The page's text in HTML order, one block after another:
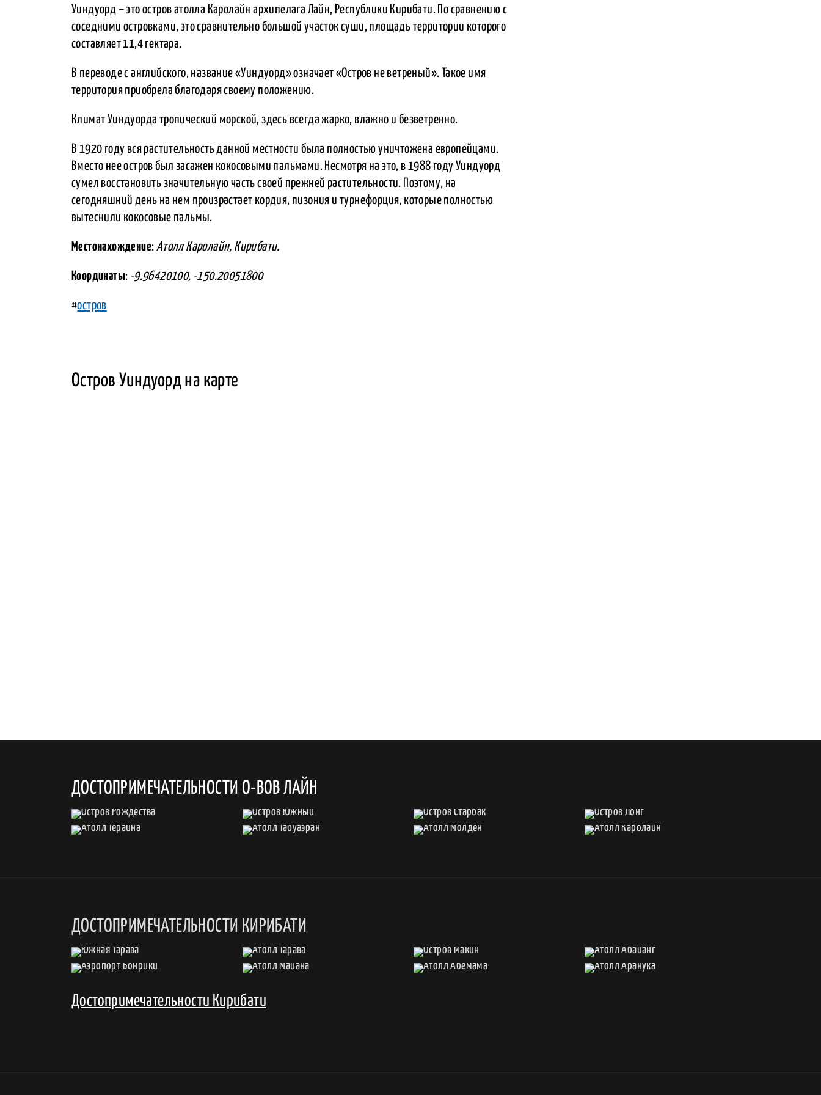
Уиндуорд – это остров атолла Каролайн архипелага Лайн, Республики Кирибати. По сравнению с
соседними островками, это сравнительно большой участок суши, площадь территории которого
составляет 11,4 гектара.
В переводе с английского, название «Уиндуорд» означает «Остров не ветреный». Такое имя
территория приобрела благодаря своему положению.
Климат Уиндуорда тропический морской, здесь всегда жарко, влажно и безветренно.
В 1920 году вся растительность данной местности была полностью уничтожена европейцами.
Вместо нее остров был засажен кокосовыми пальмами. Несмотря на это, в 1988 году Уиндуорд
сумел восстановить значительную часть своей прежней растительности. Поэтому, на
сегодняшний день на нем произрастает кордия, пизония и турнефорция, которые полностью
вытеснили кокосовые пальмы.
Местонахождение: Атолл Каролайн, Кирибати.
Координаты: -9.96420100, -150.20051800
#остров
Остров Уиндуорд на карте
ДОСТОПРИМЕЧАТЕЛЬНОСТИ О-ВОВ ЛАЙН
ДОСТОПРИМЕЧАТЕЛЬНОСТИ КИРИБАТИ
Достопримечательности Кирибати